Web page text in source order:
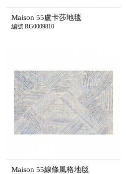
Maison 55盧卡莎地毯
編號 RG0009810
Maison 55線條風格地毯